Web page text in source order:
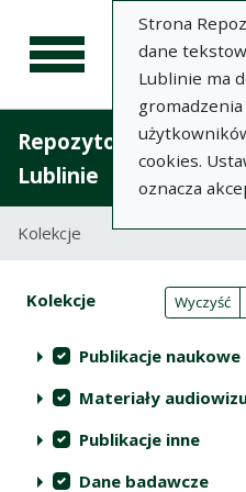
Strona
dane
Lublinie ma
cookies.
oznacza
Repozytorium
Lublinie
Kolekcje
Lista wyników
Filtry
Akcje na kolekcjach Wyczyść
Kolekcje (automatyczne
Publikacje naukowe
Materiały
Publikacje inne
Dane badawcze